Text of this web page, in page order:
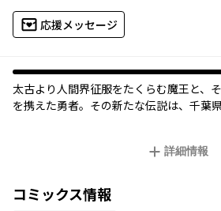
応援メッセージ
太古より人間界征服をたくらむ魔王と、
を携えた勇者。その新たな伝説は、千葉
詳細情報
コミックス情報